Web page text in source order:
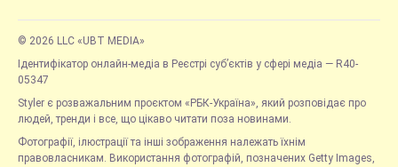
© 2026 LLC «UBT MEDIA»
Ідентифікатор онлайн-медіа в Реєстрі суб’єктів у сфері медіа — R40-
05347
Styler є розважальним проєктом «РБК-Україна», який розповідає про
людей, тренди і все, що цікаво читати поза новинами.
Фотографії, ілюстрації та інші зображення належать їхнім
правовласникам. Використання фотографій, позначених Getty Images,